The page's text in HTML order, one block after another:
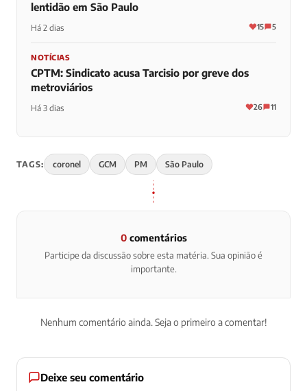
lentidão em São Paulo
Há 2 dias 15 5
NOTÍCIAS
CPTM: Sindicato acusa Tarcisio por greve dos
metroviários
Há 3 dias 26 11
TAGS: coronel GCM PM São Paulo
0comentários
Participe da discussão sobre esta matéria. Sua opinião é
importante.
Nenhum comentário ainda. Seja o primeiro a comentar!
Deixe seu comentário